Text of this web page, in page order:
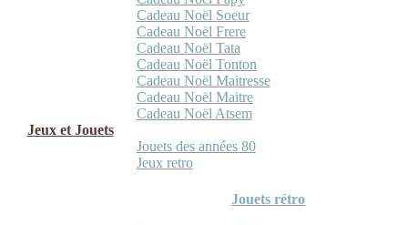
Cadeau Noël Soeur
Cadeau Noël Frere
Cadeau Noël Tata
Cadeau Noël Tonton
Cadeau Noël Maitresse
Cadeau Noël Maitre
Cadeau Noël Atsem
Jeux et Jouets
Jouets des années 80
Jeux retro
Jouets rétro